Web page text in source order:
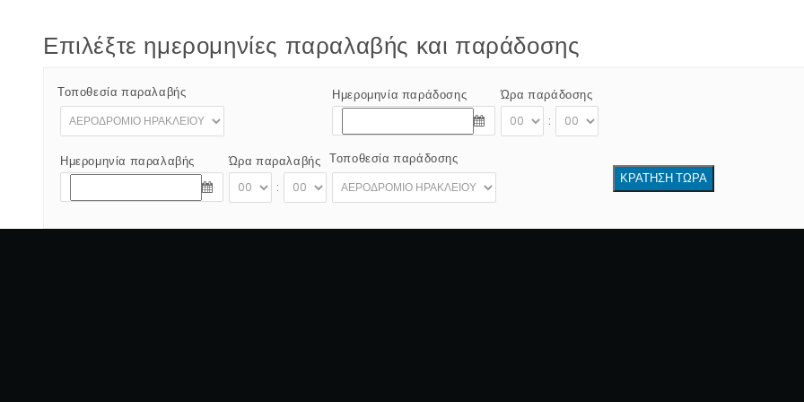
Επιλέξτε ημερομηνίες παραλαβής και παράδοσης
Τοποθεσία παραλαβής
Ημερομηνία παραλαβής
Ώρα παραλαβής
:
Ημερομηνία παράδοσης
Ώρα παράδοσης
:
Τοποθεσία παράδοσης